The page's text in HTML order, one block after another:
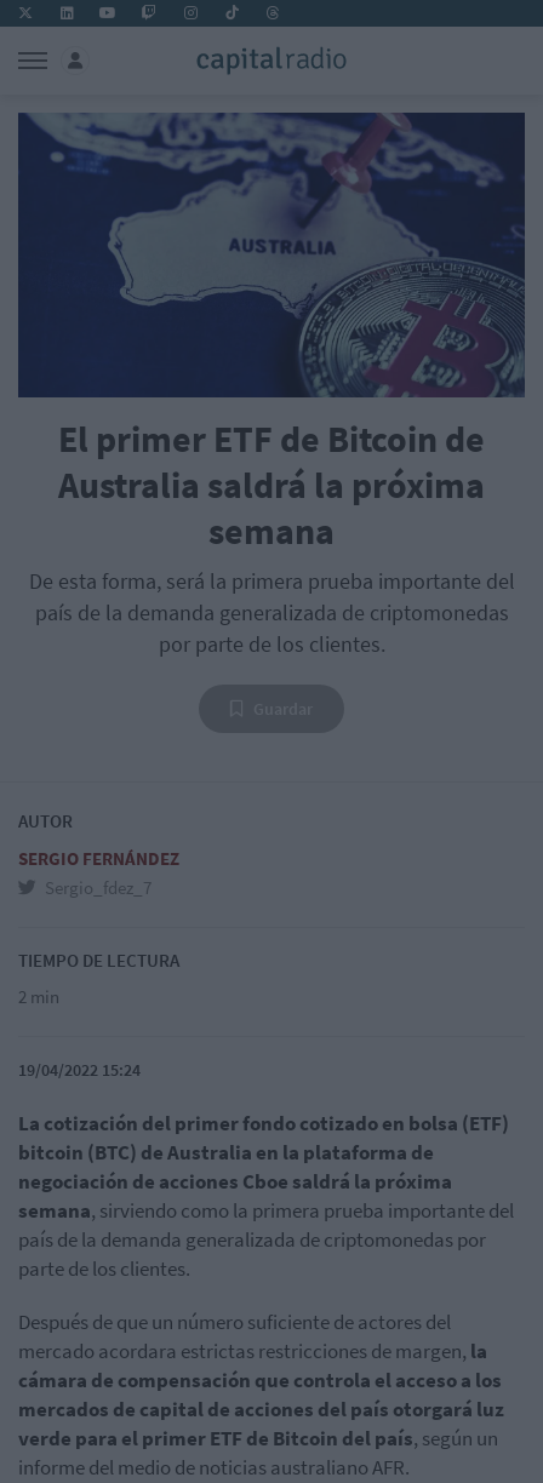
El primer ETF de Bitcoin de
Australia saldrá la próxima
semana
De esta forma, será la primera prueba importante del
país de la demanda generalizada de criptomonedas
por parte de los clientes.
AUTOR
SERGIO FERNÁNDEZ
Sergio_fdez_7
TIEMPO DE LECTURA
2 min
19/04/2022 15:24
La cotización del primer fondo cotizado en bolsa (ETF)
bitcoin (BTC) de Australia en la plataforma de
negociación de acciones Cboe saldrá la próxima
semana, sirviendo como la primera prueba importante del
país de la demanda generalizada de criptomonedas por
parte de los clientes.
Después de que un número suficiente de actores del
mercado acordara estrictas restricciones de margen, la
cámara de compensación que controla el acceso a los
mercados de capital de acciones del país otorgará luz
verde para el primer ETF de Bitcoin del país, según un
informe del medio de noticias australiano AFR.